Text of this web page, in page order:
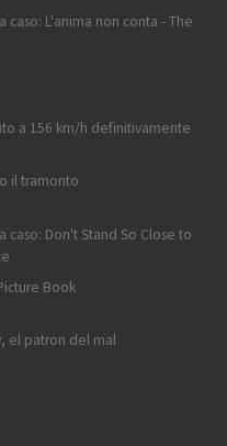
caso: L'anima non conta - The
a 156 km/h definitivamente
il tramonto
caso: Don't Stand So Close to
Book
el patron del mal